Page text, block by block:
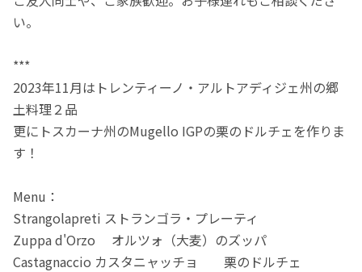
い。
***
2023年11月はトレンティーノ・アルトアディジェ州の郷
土料理２品
更にトスカーナ州のMugello IGPの栗のドルチェを作りま
す！
Menu：
Strangolapreti ストランゴラ・プレーティ
Zuppa d'Orzo オルツォ（大麦）のズッパ
Castagnaccio カスタニャッチョ 栗のドルチェ